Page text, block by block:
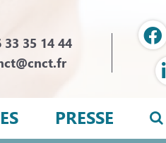
33 35 14 44
PRESSE